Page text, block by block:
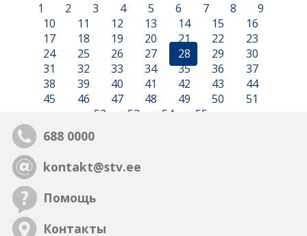
1 2 3 4 5 6 7 8
9
10
11 12 13 14 15
16
17
18 19 20 21 22
23
24
25 26 27 28 29
30
31
32 33 34 35 36
37
38
39 40 41 42 43
44
45
46 47 48 49 50
51
52
53 54 55
688 0000
kontakt@stv.ee
Помощь
Контакты